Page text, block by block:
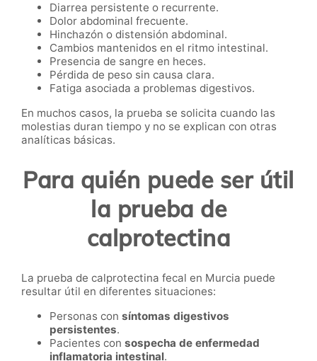
Diarrea persistente o recurrente.
Dolor abdominal frecuente.
Hinchazón o distensión abdominal.
Cambios mantenidos en el ritmo intestinal.
Presencia de sangre en heces.
Pérdida de peso sin causa clara.
Fatiga asociada a problemas digestivos.
En muchos casos, la prueba se solicita cuando las
molestias duran tiempo y no se explican con otras
analíticas básicas.
Para quién puede ser útil
la prueba de
calprotectina
La prueba de calprotectina fecal en Murcia puede
resultar útil en diferentes situaciones:
Personas con síntomas digestivos
persistentes.
Pacientes con sospecha de enfermedad
inflamatoria intestinal.